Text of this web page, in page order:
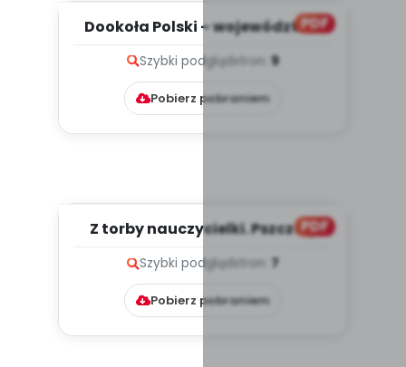
PDF
Dookoła Polski – województwa
Szybki podglądstron: 9
Pobierz pobraniem
PDF
Z torby nauczycielki. Pszczoły
Szybki podgląd stron: 7
Pobierz pobraniem